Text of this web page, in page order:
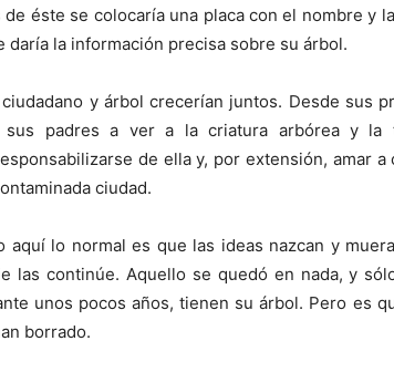
de éste se colocaría una placa con el nombre y
daría la información precisa sobre su árbol.
y árbol crecerían juntos. Desde sus
sus padres a ver a la criatura arbórea y la
de ella y, por extensión, amar
ciudad.
aquí lo normal es que las ideas nazcan y
las continúe. Aquello se quedó en nada, y
unos pocos años, tienen su árbol. Pero es
borrado.